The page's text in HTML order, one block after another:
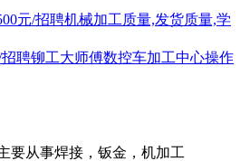
元/招聘机械加工质量,发货质量,学
招聘铆工大师傅数控车加工中心操作
要从事焊接，钣金，机加工